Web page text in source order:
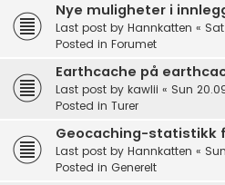
Nye muligheter i
Last post by Hannkatten « Sat
Posted in Forumet
Earthcache på
Last post by kawlii « Sun
Posted in Turer
Geocaching-statistikk
Last post by Hannkatten «
Posted in Generelt